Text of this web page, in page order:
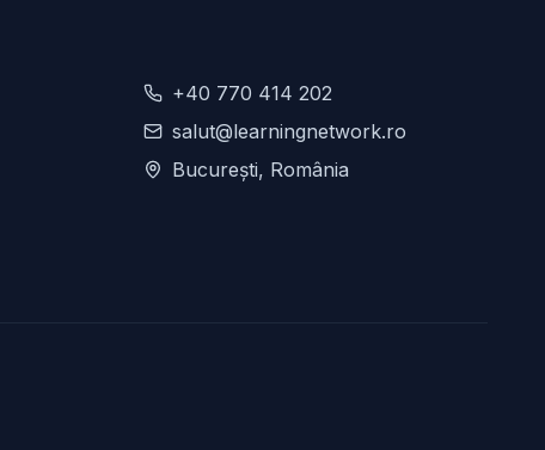
+40 770 414 202
salut@learningnetwork.ro
București, România